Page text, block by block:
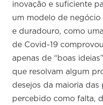
inovação e suficiente
um modelo de negócio
e duradouro, como
de Covid-19
apenas de “boas
que resolvam algum
desejos da maioria das
percebido como falta,